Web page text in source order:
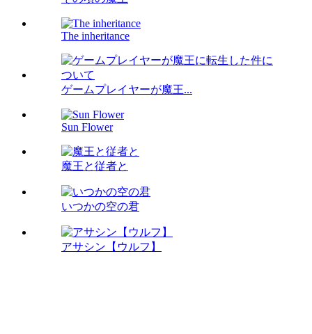
The inheritance
ゲームプレイヤーが魔王...
Sun Flower
魔王と従者と
いつかの空の君
アサシン【ウルフ】